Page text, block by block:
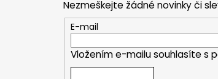
Nezmeškejte žádné novinky či
E-mail
Vložením e-mailu souhlasíte s